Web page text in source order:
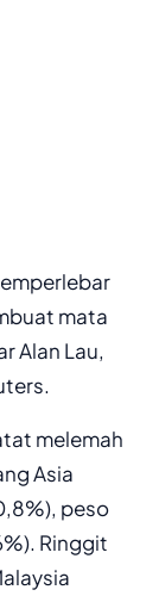
mata
Alan Lau,
melemah
Asia
peso
Ringgit